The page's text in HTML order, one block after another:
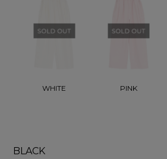
WHITE PINK
BLACK